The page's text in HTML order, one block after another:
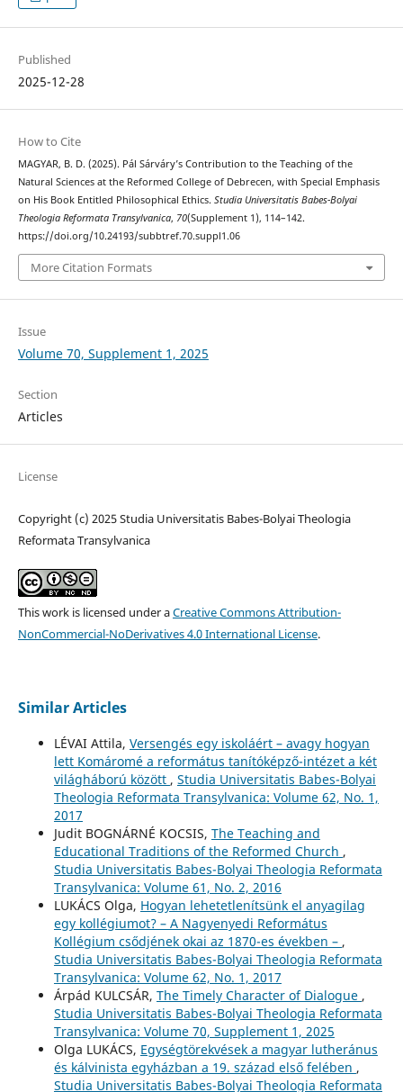
Published
2025-12-28
How to Cite
MAGYAR, B. D. (2025). Pál Sárváry’s Contribution to the Teaching of the
Natural Sciences at the Reformed College of Debrecen, with Special Emphasis
on His Book Entitled Philosophical Ethics. Studia Universitatis Babes-Bolyai
Theologia Reformata Transylvanica, 70(Supplement 1), 114–142.
https://doi.org/10.24193/subbtref.70.suppl1.06
More Citation Formats
Issue
Volume 70, Supplement 1, 2025
Section
Articles
License
Copyright (c) 2025 Studia Universitatis Babes-Bolyai Theologia
Reformata Transylvanica
This work is licensed under aCreative Commons Attribution-
NonCommercial-NoDerivatives 4.0 International License.
Similar Articles
LÉVAI Attila, Versengés egy iskoláért – avagy hogyan
lett Komáromé a református tanítóképző-intézet a két
világháború között , Studia Universitatis Babes-Bolyai
Theologia Reformata Transylvanica: Volume 62, No. 1,
2017
Judit BOGNÁRNÉ KOCSIS, The Teaching and
Educational Traditions of the Reformed Church ,
Studia Universitatis Babes-Bolyai Theologia Reformata
Transylvanica: Volume 61, No. 2, 2016
LUKÁCS Olga, Hogyan lehetetlenítsünk el anyagilag
egy kollégiumot? – A Nagyenyedi Református
Kollégium csődjének okai az 1870-es években – ,
Studia Universitatis Babes-Bolyai Theologia Reformata
Transylvanica: Volume 62, No. 1, 2017
Árpád KULCSÁR, The Timely Character of Dialogue ,
Studia Universitatis Babes-Bolyai Theologia Reformata
Transylvanica: Volume 70, Supplement 1, 2025
Olga LUKÁCS, Egységtörekvések a magyar lutheránus
és kálvinista egyházban a 19. század első felében ,
Studia Universitatis Babes-Bolyai Theologia Reformata